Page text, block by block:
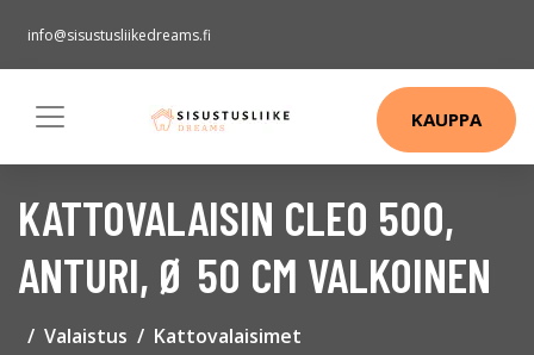
info@sisustusliikedreams.fi
KAUPPA
KATTOVALAISIN CLEO 500,
ANTURI, Ø 50 CM VALKOINEN
Valaistus Kattovalaisimet